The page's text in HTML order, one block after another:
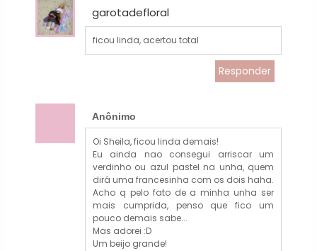
garotadefloral
ficou linda, acertou total
Responder
Anônimo
Oi Sheila, ficou linda demais!
Eu ainda nao consegui arriscar um
verdinho ou azul pastel na unha, quem
dirá uma francesinha com os dois haha.
Acho q pelo fato de a minha unha ser
mais cumprida, penso que fico um
pouco demais sabe...
Mas adorei :D
Um beijo grande!